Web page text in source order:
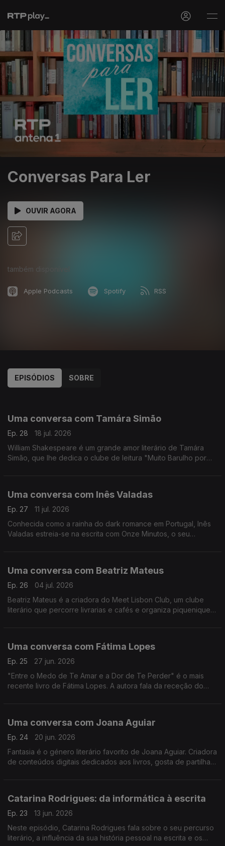
Conversas Para Ler
OUVIR AGORA
também disponível
Apple Podcasts Spotify RSS
EPISÓDIOS SOBRE
Uma conversa com Tamára Simão
Ep. 28
18 jul. 2026
William Shakespeare é um grande amor literário de Tamára
Simão, que lhe dedica o clube de leitura "Muito Barulho por
Uma conversa com Inês Valadas
Ep. 27
11 jul. 2026
Conhecida como a rainha do dark romance em Portugal, Inês
Valadas estreia-se na escrita com Onze Minutos, o seu
Uma conversa com Beatriz Mateus
Ep. 26
04 jul. 2026
Beatriz Mateus é a criadora do Meet Lisbon Club, um clube
literário que percorre livrarias e cafés e organiza piqueniques
Uma conversa com Fátima Lopes
Ep. 25
27 jun. 2026
"Entre o Medo de Te Amar e a Dor de Te Perder" é o mais
recente livro de Fátima Lopes. A autora fala da receção do
Uma conversa com Joana Aguiar
Ep. 24
20 jun. 2026
Fantasia é o género literário favorito de Joana Aguiar. Criadora
de conteúdos digitais dedicados aos livros, gosta de partilhar
Catarina Rodrigues: da informática à escrita
Ep. 23
13 jun. 2026
Neste episódio, Catarina Rodrigues fala sobre o seu percurso
literário, a influência da sua história pessoal na escrita e os